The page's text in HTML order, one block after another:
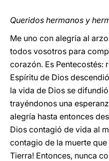
Queridos hermanos y
Me uno con alegría al
todos vosotros para
corazón. Es Pentecostés:
Espíritu de Dios
la vida de Dios se
trayéndonos una
alegría hasta entonces
Dios contagió de vida al
contagio de la muerte
Tierra! Entonces, nunca